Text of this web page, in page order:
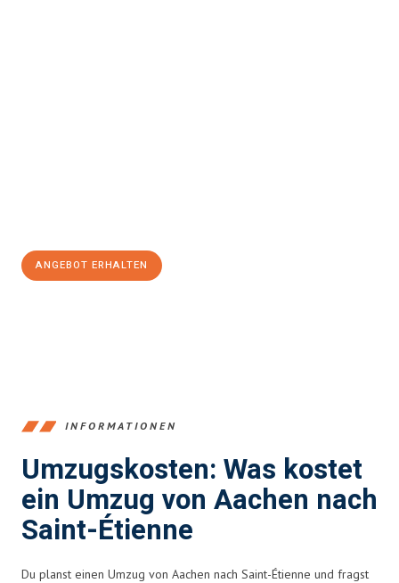
ANGEBOT ERHALTEN
INFORMATIONEN
Umzugskosten: Was kostet
ein Umzug von Aachen nach
Saint-Étienne
Du planst einen Umzug von Aachen nach Saint-Étienne und fragst